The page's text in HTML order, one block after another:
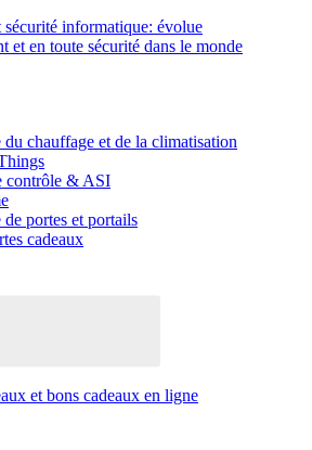
informatique: évolue
et en toute sécurité dans le monde
du chauffage et de la climatisation
contrôle & ASI
portes et portails
cadeaux
et bons cadeaux en ligne